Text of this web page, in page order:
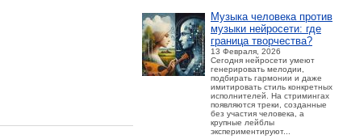
Музыка человека против
музыки нейросети: где
граница творчества?
13 Февраля, 2026
Сегодня нейросети умеют
генерировать мелодии,
подбирать гармонии и даже
имитировать стиль конкретных
исполнителей. На стримингах
появляются треки, созданные
без участия человека, а
крупные лейблы
экспериментируют...